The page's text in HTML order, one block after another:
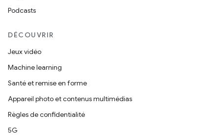
Podcasts
DÉCOUVRIR
Jeux vidéo
Machine learning
Santé et remise en forme
Appareil photo et contenus multimédias
Règles de confidentialité
5G